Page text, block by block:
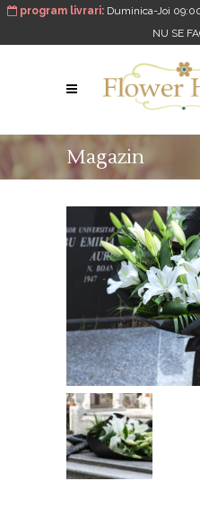
program livrari: Duminica-Joi
NU SE
Magazin